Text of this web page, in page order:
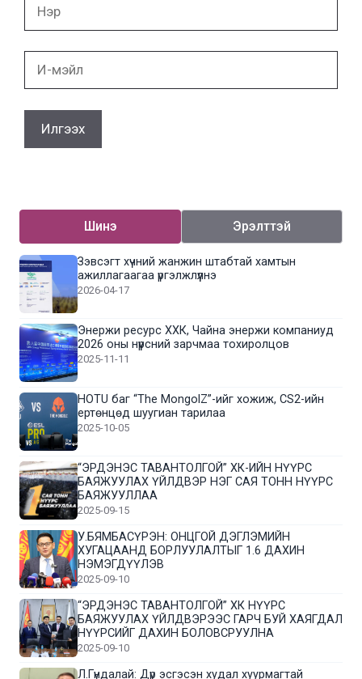
Шинэ Эрэлттэй
Зэвсэгт хүчний жанжин штабтай хамтын
ажиллагаагаа үргэлжлүүлнэ
2026-04-17
Энержи ресурс ХХК, Чайна энержи компаниуд
2026 оны нүүрсний зарчмаа тохиролцов
2025-11-11
HOTU баг “The MongolZ”-ийг хожиж, CS2-ийн
ертөнцөд шуугиан тарилаа
2025-10-05
“ЭРДЭНЭС ТАВАНТОЛГОЙ” ХК-ИЙН НҮҮРС
БАЯЖУУЛАХ ҮЙЛДВЭР НЭГ САЯ ТОНН НҮҮРС
БАЯЖУУЛЛАА
2025-09-15
У.БЯМБАСҮРЭН: ОНЦГОЙ ДЭГЛЭМИЙН
ХУГАЦААНД БОРЛУУЛАЛТЫГ 1.6 ДАХИН
НЭМЭГДҮҮЛЭВ
2025-09-10
“ЭРДЭНЭС ТАВАНТОЛГОЙ” ХК НҮҮРС
БАЯЖУУЛАХ ҮЙЛДВЭРЭЭС ГАРЧ БУЙ ХАЯГДАЛ
НҮҮРСИЙГ ДАХИН БОЛОВСРУУЛНА
2025-09-10
Л.Гүндалай: Дүр эсгэсэн худал хуурмагтай